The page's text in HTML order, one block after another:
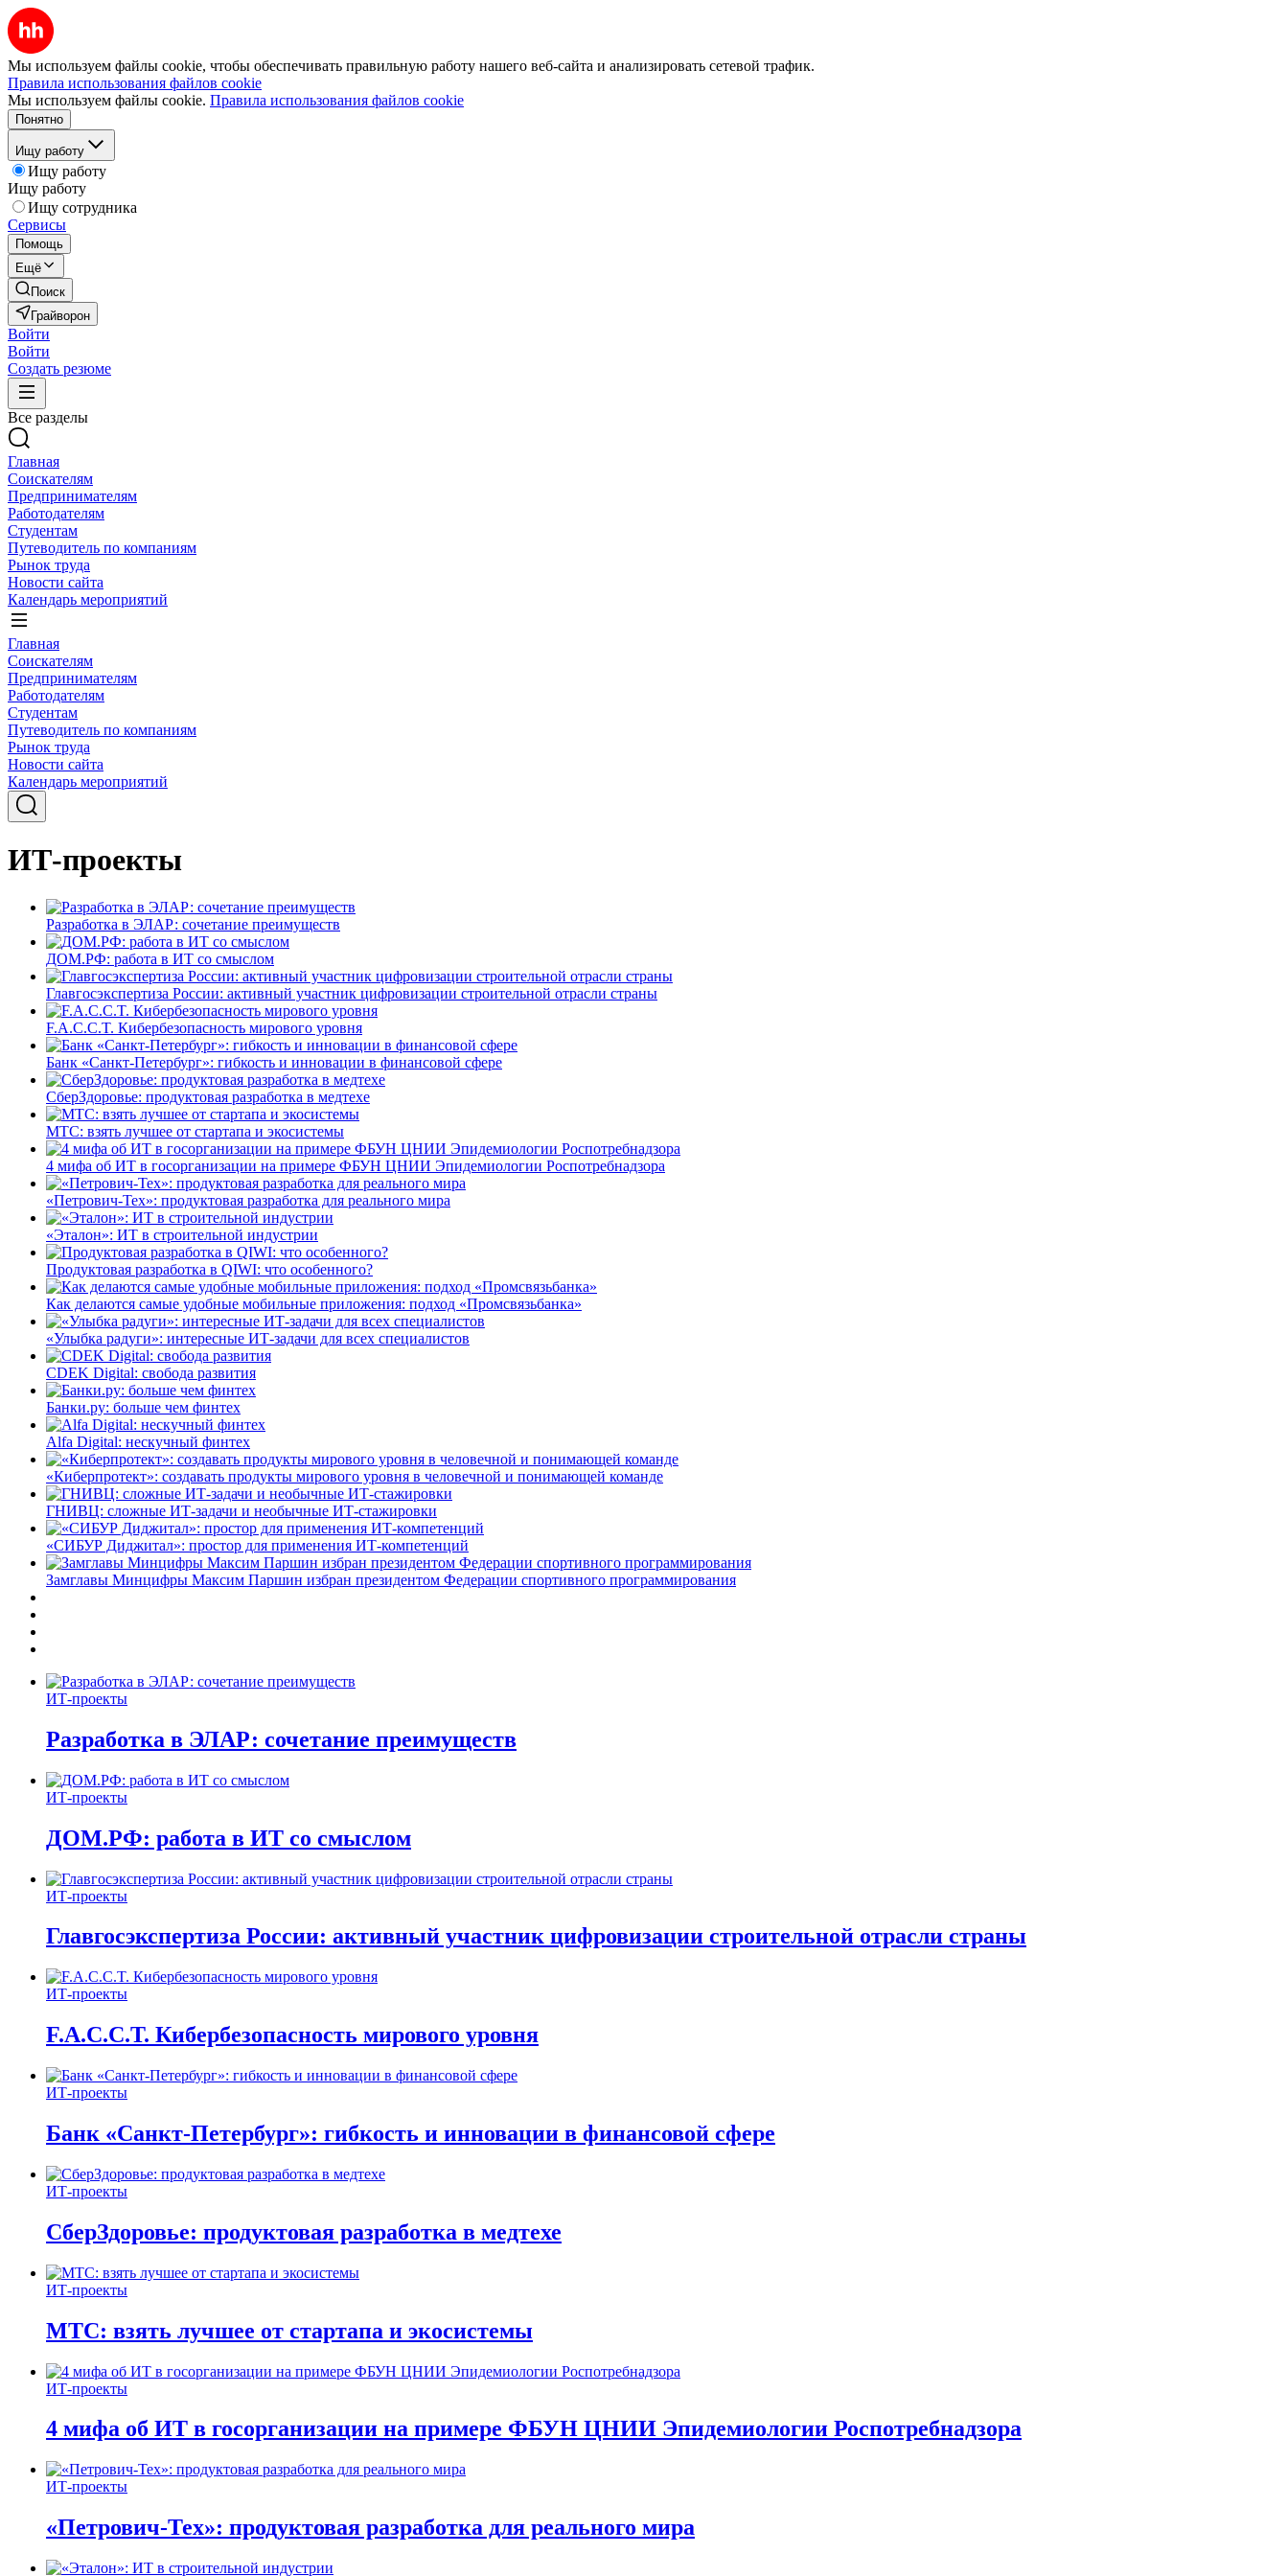
Мы используем файлы cookie, чтобы обеспечивать правильную работу нашего веб-сайта и анализировать сетевой трафик.
Правила использования файлов cookie
Мы используем файлы cookie. Правила использования файлов cookie
Понятно
Ищу работу
Ищу работу
Ищу работу
Ищу сотрудника
Сервисы
Помощь
Ещё
Поиск
Грайворон
Войти
Войти
Создать резюме
Все разделы
Главная
Соискателям
Предпринимателям
Работодателям
Студентам
Путеводитель по компаниям
Рынок труда
Новости сайта
Календарь мероприятий
Главная
Соискателям
Предпринимателям
Работодателям
Студентам
Путеводитель по компаниям
Рынок труда
Новости сайта
Календарь мероприятий
ИТ-проекты
Разработка в ЭЛАР: сочетание преимуществ
ДОМ.РФ: работа в ИТ со смыслом
Главгосэкспертиза России: активный участник цифровизации строительной отрасли страны
F.A.C.C.T. Кибербезопасность мирового уровня
Банк «Санкт-Петербург»: гибкость и инновации в финансовой сфере
СберЗдоровье: продуктовая разработка в медтехе
МТС: взять лучшее от стартапа и экосистемы
4 мифа об ИТ в госорганизации на примере ФБУН ЦНИИ Эпидемиологии Роспотребнадзора
«Петрович-Тех»: продуктовая разработка для реального мира
«Эталон»: ИТ в строительной индустрии
Продуктовая разработка в QIWI: что особенного?
Как делаются самые удобные мобильные приложения: подход «Промсвязьбанка»
«Улыбка радуги»: интересные ИТ-задачи для всех специалистов
CDEK Digital: свобода развития
Банки.ру: больше чем финтех
Alfa Digital: нескучный финтех
«Киберпротект»: создавать продукты мирового уровня в человечной и понимающей команде
ГНИВЦ: сложные ИТ‑задачи и необычные ИТ‑стажировки
«СИБУР Диджитал»: простор для применения ИТ-компетенций
Замглавы Минцифры Максим Паршин избран президентом Федерации спортивного программирования
ИТ-проекты
Разработка в ЭЛАР: сочетание преимуществ
ИТ-проекты
ДОМ.РФ: работа в ИТ со смыслом
ИТ-проекты
Главгосэкспертиза России: активный участник цифровизации строительной отрасли страны
ИТ-проекты
F.A.C.C.T. Кибербезопасность мирового уровня
ИТ-проекты
Банк «Санкт-Петербург»: гибкость и инновации в финансовой сфере
ИТ-проекты
СберЗдоровье: продуктовая разработка в медтехе
ИТ-проекты
МТС: взять лучшее от стартапа и экосистемы
ИТ-проекты
4 мифа об ИТ в госорганизации на примере ФБУН ЦНИИ Эпидемиологии Роспотребнадзора
ИТ-проекты
«Петрович-Тех»: продуктовая разработка для реального мира